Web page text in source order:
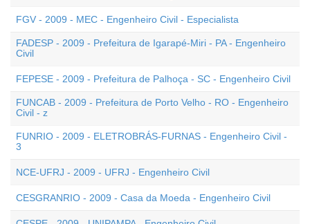
FGV - 2009 - MEC - Engenheiro Civil - Especialista
FADESP - 2009 - Prefeitura de Igarapé-Miri - PA - Engenheiro
Civil
FEPESE - 2009 - Prefeitura de Palhoça - SC - Engenheiro Civil
FUNCAB - 2009 - Prefeitura de Porto Velho - RO - Engenheiro
Civil - z
FUNRIO - 2009 - ELETROBRÁS-FURNAS - Engenheiro Civil -
3
NCE-UFRJ - 2009 - UFRJ - Engenheiro Civil
CESGRANRIO - 2009 - Casa da Moeda - Engenheiro Civil